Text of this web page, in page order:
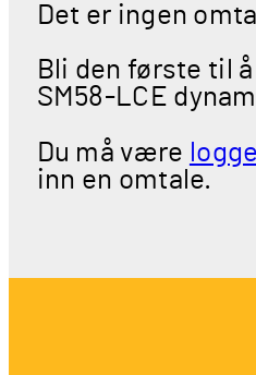
Det er ingen
Bli den første til
SM58-LCE
Du må være
inn en omtale.